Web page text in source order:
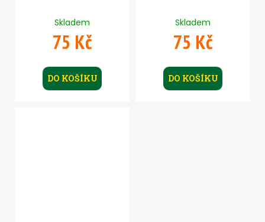
Skladem
75 Kč
DO KOŠÍKU
Skladem
75 Kč
DO KOŠÍKU